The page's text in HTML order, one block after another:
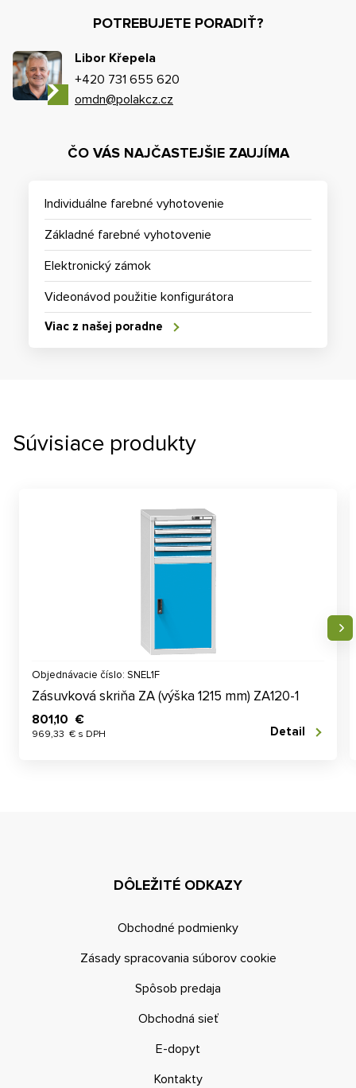
POTREBUJETE PORADIŤ?
Libor Křepela
+420 731 655 620
omdn@polakcz.cz
ČO VÁS NAJČASTEJŠIE ZAUJÍMA
Individuálne farebné vyhotovenie
Základné farebné vyhotovenie
Elektronický zámok
Videonávod použitie konfigurátora
Viac z našej poradne
Súvisiace produkty
Objednávacie číslo: SNEL1F
Zásuvková skriňa ZA (výška 1215 mm) ZA120-1
801,10 €
969,33 € s DPH Detail
DÔLEŽITÉ ODKAZY
Obchodné podmienky
Zásady spracovania súborov cookie
Spôsob predaja
Obchodná sieť
E-dopyt
Kontakty